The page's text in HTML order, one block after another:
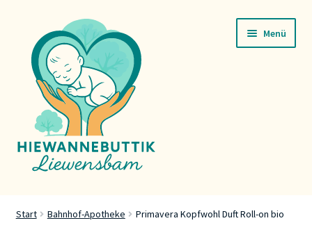
Navigation
springen
Inhalt
springen
Menü
Start Bahnhof-Apotheke Primavera Kopfwohl Duft Roll-on bio